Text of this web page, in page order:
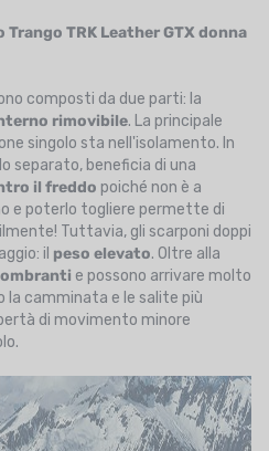
Trango TRK Leather GTX donna
composti da due parti: la
rimovibile. La principale
singolo sta nell'isolamento. In
separato, beneficia di una
il freddo poiché non è a
e poterlo togliere permette di
Tuttavia, gli scarponi doppi
il peso elevato. Oltre alla
e possono arrivare molto
la camminata e le salite più
di movimento minore